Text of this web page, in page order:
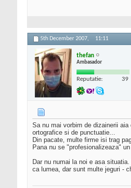
5th December 2007, 11:11
thefan
Ambasador
Reputatie: 39
Sa nu mai vorbim de dizainerii
ortografice si de punctuatie...
Din pacate, multe firme isi trag
Pana nu se "profesionalizeaza"
Dar nu numai la noi e asa
ca lumea, dar sunt multe jeguri -